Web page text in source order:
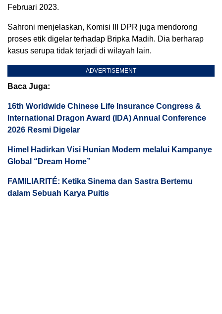
Februari 2023.
Sahroni menjelaskan, Komisi III DPR juga mendorong
proses etik digelar terhadap Bripka Madih. Dia berharap
kasus serupa tidak terjadi di wilayah lain.
ADVERTISEMENT
Baca Juga:
16th Worldwide Chinese Life Insurance Congress &
International Dragon Award (IDA) Annual Conference
2026 Resmi Digelar
Himel Hadirkan Visi Hunian Modern melalui Kampanye
Global “Dream Home”
FAMILIARITÉ: Ketika Sinema dan Sastra Bertemu
dalam Sebuah Karya Puitis